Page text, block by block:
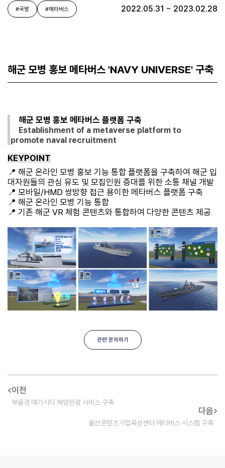
#국방 #메타버스 2022.05.31 ~ 2023.02.28
해군 모병 홍보 메타버스 'NAVY UNIVERSE' 구축
해군 모병 홍보 메타버스 플랫폼 구축
Establishment of a metaverse platform to
promote naval recruitment
KEYPOINT
📍 해군 온라인 모병 홍보 기능 통합 플랫폼을 구축하여 해군 입
대자원들의 관심 유도 및 모집인원 증대를 위한 소통 채널 개발
📍 모바일/HMD 쌍방향 접근 용이한 메타버스 플랫폼 구축
📍 해군 온라인 모병 기능 통합
📍 기존 해군 VR 체험 콘텐츠와 통합하여 다양한 콘텐츠 제공
관련 문의하기
이전
부울경 메가시티 해양관광 서비스 구축
다음
울산콘텐츠기업육성센터 메타버스 시스템 구축